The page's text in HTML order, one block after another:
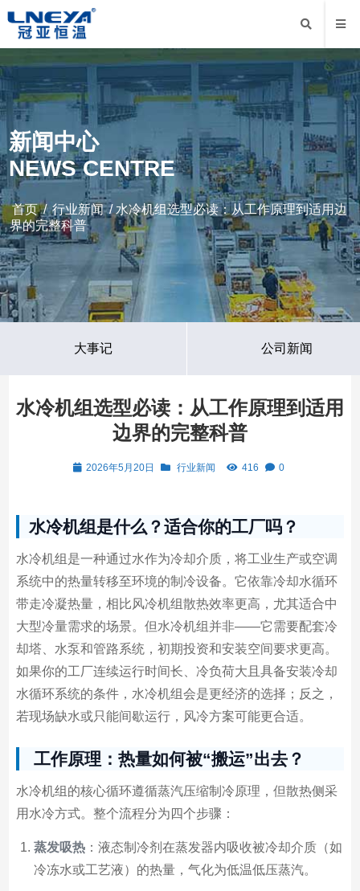
新闻中心
NEWS CENTRE
首页/行业新闻/ 水冷机组选型必读：从工作原理到适用边
界的完整科普
大事记 公司新闻
水冷机组选型必读：从工作原理到适用
边界的完整科普
2026年5月20日 行业新闻 416 0
水冷机组是什么？适合你的工厂吗？
水冷机组是一种通过水作为冷却介质，将工业生产或空调
系统中的热量转移至环境的制冷设备。它依靠冷却水循环
带走冷凝热量，相比风冷机组散热效率更高，尤其适合中
大型冷量需求的场景。但水冷机组并非——它需要配套冷
却塔、水泵和管路系统，初期投资和安装空间要求更高。
如果你的工厂连续运行时间长、冷负荷大且具备安装冷却
水循环系统的条件，水冷机组会是更经济的选择；反之，
若现场缺水或只能间歇运行，风冷方案可能更合适。
工作原理：热量如何被“搬运”出去？
水冷机组的核心循环遵循蒸汽压缩制冷原理，但散热侧采
用水冷方式。整个流程分为四个步骤：
蒸发吸热：液态制冷剂在蒸发器内吸收被冷却介质（如
冷冻水或工艺液）的热量，气化为低温低压蒸汽。